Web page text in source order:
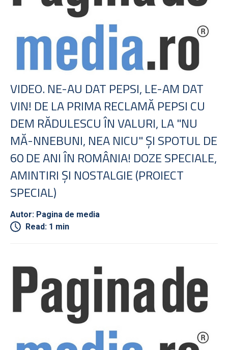
VIDEO. NE-AU DAT PEPSI, LE-AM DAT
VIN! DE LA PRIMA RECLAMĂ PEPSI CU
DEM RĂDULESCU ÎN VALURI, LA "NU
MĂ-NNEBUNI, NEA NICU" ŞI SPOTUL DE
60 DE ANI ÎN ROMÂNIA! DOZE SPECIALE,
AMINTIRI ŞI NOSTALGIE (PROIECT
SPECIAL)
Autor: Pagina de media
Read: 1 min